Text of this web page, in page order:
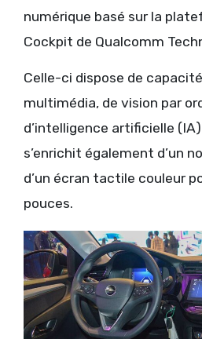
numérique basé sur la
Cockpit de Qualcomm
Celle-ci dispose de
multimédia, de vision par
d’intelligence artificielle
s’enrichit également d’un
d’un écran tactile couleur
pouces.